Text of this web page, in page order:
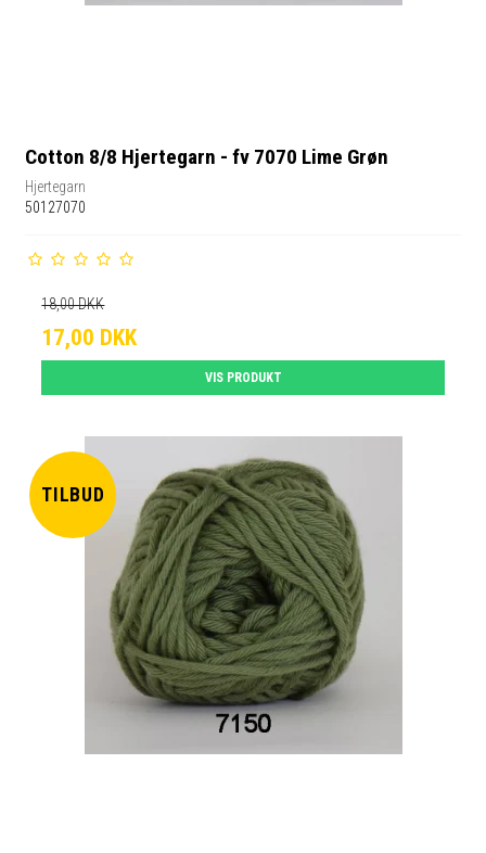
Cotton 8/8 Hjertegarn - fv 7070 Lime Grøn
Hjertegarn
50127070
18,00 DKK
17,00 DKK
VIS PRODUKT
TILBUD